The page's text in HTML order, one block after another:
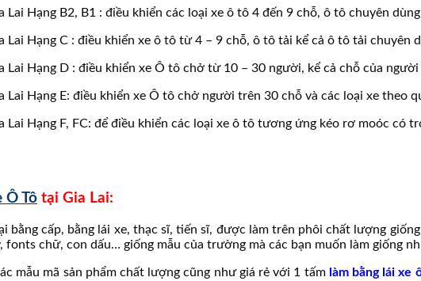
Lai Hạng B2, B1 : điều khiển các loại xe ô tô 4 đến 9 chỗ, ô tô chuyên
Lai Hạng C : điều khiển xe ô tô từ 4 – 9 chỗ, ô tô tải kể cả ô tô tải
Lai Hạng D : điều khiển xe Ô tô chở từ 10 – 30 người, kể cả chỗ của
Lai Hạng E: điều khiển xe Ô tô chở người trên 30 chỗ và các loại xe theo
Lai Hạng F, FC: để điều khiển các loại xe ô tô tương ứng kéo rơ moóc
Ô Tô tại Gia Lai:
bằng cấp, bằng lái xe, thạc sĩ, tiến sĩ, được làm trên phôi chất lượng
chữ, con dấu… giống mẫu của trường mà các bạn muốn làm giống
mẫu mã sản phẩm chất lượng cũng như giá rẻ với 1 tấm làm bằng lái xe